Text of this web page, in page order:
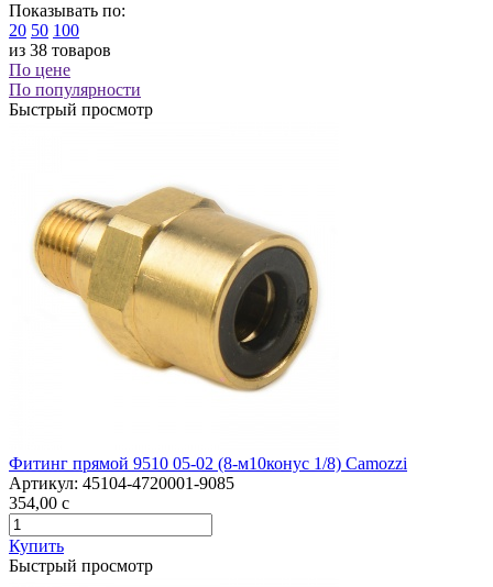
Показывать по:
20 50 100
из 38 товаров
По цене
По популярности
Быстрый просмотр
Фитинг прямой 9510 05-02 (8-м10конус 1/8) Camozzi
Артикул: 45104-4720001-9085
354,00 c
Купить
Быстрый просмотр